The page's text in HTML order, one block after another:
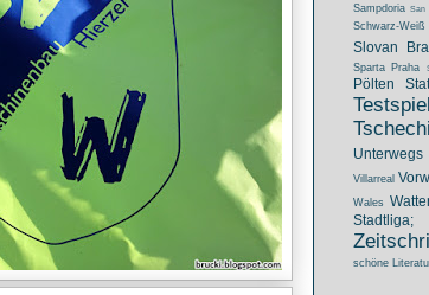
Sampdoria San
Schwarz-Weiß
Slovan
Sparta Praha
Pölten
Testspiel
Unterwegs
Villarreal
Wales
schöne